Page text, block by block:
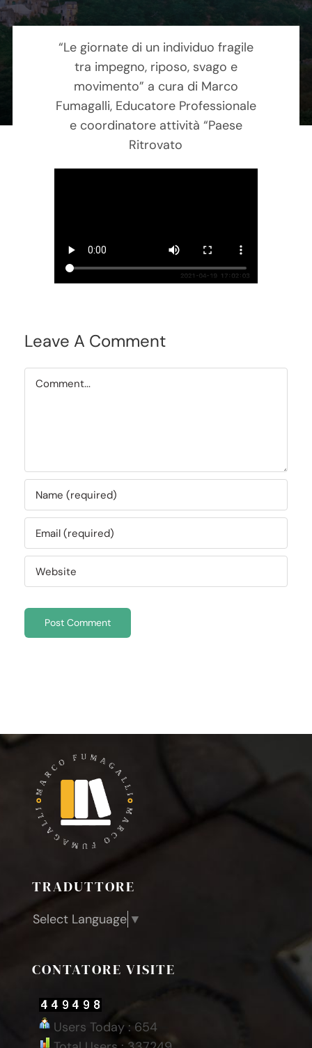
Contatti
“Le giornate di un individuo fragile
tra impegno, riposo, svago e
movimento” a cura di Marco
Fumagalli, Educatore Professionale
e coordinatore attività “Paese
Ritrovato
Leave A Comment
Comment
TRADUTTORE
Select Language ▼
CONTATORE VISITE
Users Today : 654